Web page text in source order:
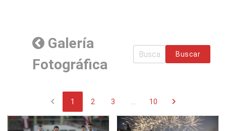
Galería
Fotográfica
Buscar
chevron_left 1 2 3 10 chevron_right